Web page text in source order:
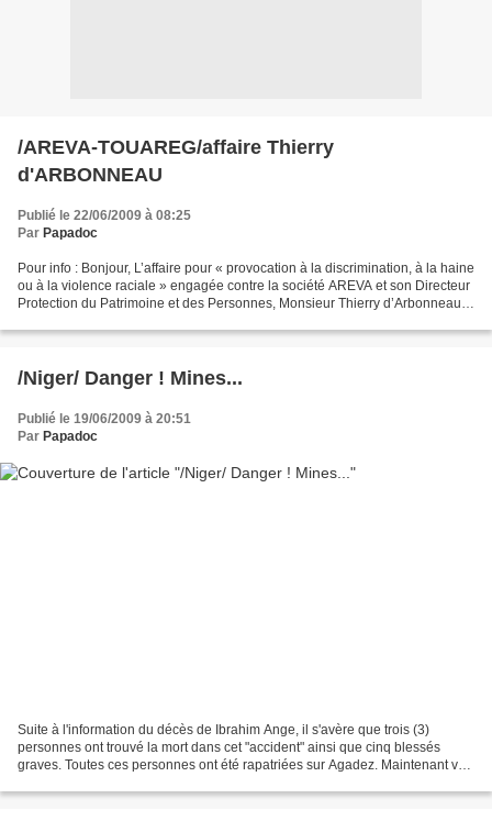
/AREVA-TOUAREG/affaire Thierry
d'ARBONNEAU
Publié le 22/06/2009 à 08:25
Par Papadoc
Pour info : Bonjour, L’affaire pour « provocation à la discrimination, à la haine
ou à la violence raciale » engagée contre la société AREVA et son Directeur
Protection du Patrimoine et des Personnes, Monsieur Thierry d’Arbonneau,
/Niger/ Danger ! Mines...
Publié le 19/06/2009 à 20:51
Par Papadoc
Suite à l'information du décès de Ibrahim Ange, il s'avère que trois (3)
personnes ont trouvé la mort dans cet "accident" ainsi que cinq blessés
graves. Toutes ces personnes ont été rapatriées sur Agadez. Maintenant va